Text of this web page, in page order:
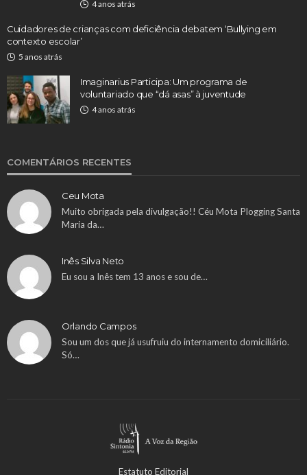
4 anos atrás
Cuidadores de crianças com deficiência debatem ‘Bullying em
contexto escolar’
5 anos atrás
Imaginarius Participa: Um programa de
voluntariado que “dá asas” à juventude
4 anos atrás
COMENTÁRIOS RECENTES
Ceu Mota
Muito obrigada pela divulgação!! Céu Mota Plogging Santa
Maria da…
Inês Silva Neto
Eu sou a Inês tem 13 anos e sou de…
Orlando Campos
Sou um dos que já usufruiu do internamento domiciliário.
Só…
Estatuto Editorial